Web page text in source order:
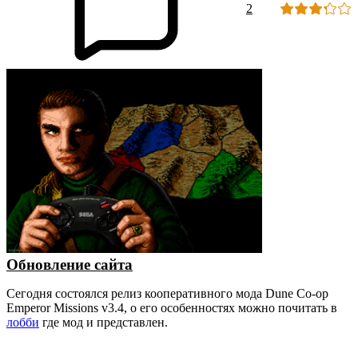
2
Обновление сайта
Сегодня состоялся релиз кооперативного мода Dune Co-op
Emperor Missions v3.4, о его особенностях можно почитать в
лобби где мод и представлен.